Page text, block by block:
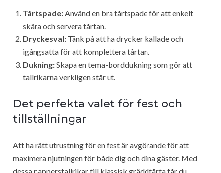
Tårtspade:Använd en bra tårtspade för att enkelt
skära och servera tårtan.
Dryckesval: Tänk på att ha drycker kallade och
igångsatta för att komplettera tårtan.
Dukning:Skapa en tema-borddukning som gör att
tallrikarna verkligen står ut.
Det perfekta valet för fest och
tillställningar
Att ha rätt utrustning för en fest är avgörande för att
maximera njutningen för både dig och dina gäster. Med
dessa papperstallrikar till klassisk gräddtårta får du